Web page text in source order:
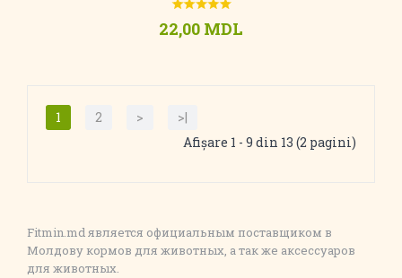
22,00 MDL
1 2 >
>|
Afişare 1 - 9 din 13 (2 pagini)
Fitmin.md является официальным поставщиком в
Молдову кормов для животных, а так же аксессуаров
для животных.